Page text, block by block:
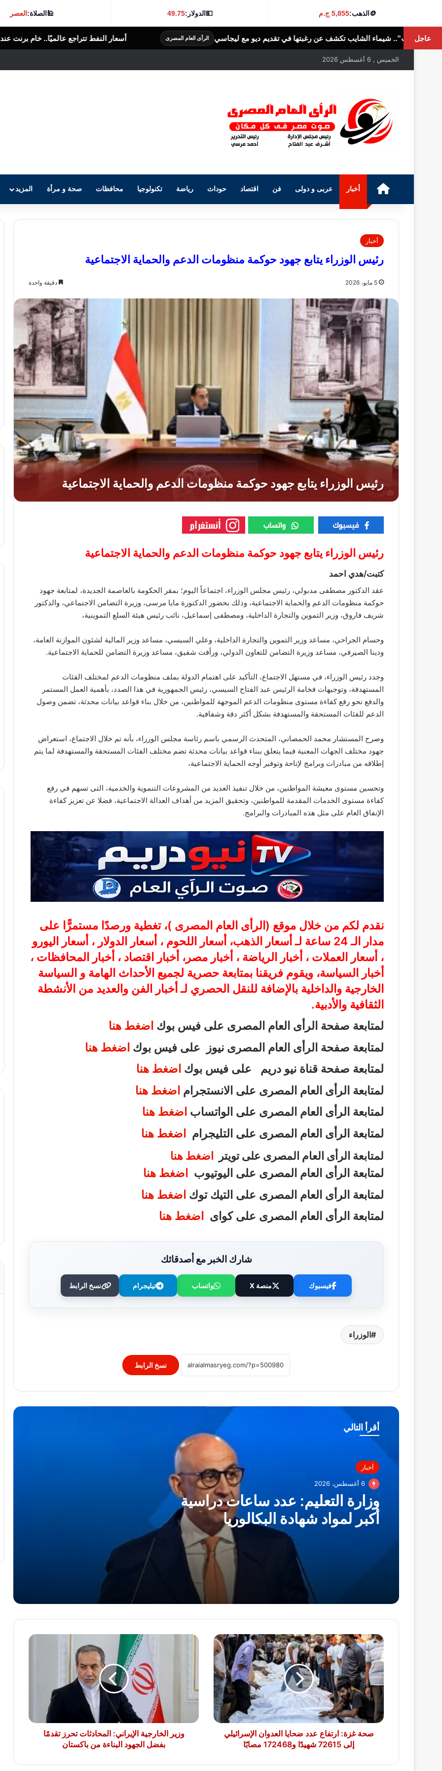
🪙الذهب:5,855 ج.م 💵الدولار:49.75
🕌الصلاة:العصر
عاجل
تكشف عن رغبتها في تقديم ديو مع ليجاسي الرأى العام المصرى أسعار النفط تتراجع عالميًا.. خام برنت عند 79.07 دولار للبرميل الرأى
الخميس , 6 أغسطس 2026
الرئيسيةأخبار عربى و دولى فن اقتصاد حوداث رياضة تكنولوجيا محافظات صحة و مرأة المزيد
أخبار
رئيس الوزراء يتابع جهود حوكمة منظومات الدعم والحماية الاجتماعية
5 مايو، 2026 دقيقة واحدة
الوزراء
رئيس الوزراء يتابع جهود حوكمة منظومات الدعم والحماية الاجتماعية
كتبت/هدي احمد
عقد الدكتور مصطفى مدبولي، رئيس مجلس الوزراء، اجتماعاً اليوم؛ بمقر الحكومة بالعاصمة الجديدة، لمتابعة جهود
حوكمة منظومات الدعم والحماية الاجتماعية، وذلك بحضور الدكتورة مايا مرسى، وزيرة التضامن الاجتماعي، والدكتور
شريف فاروق، وزير التموين والتجارة الداخلية، ومصطفى إسماعيل، نائب رئيس هيئة السلع التموينية،
وحسام الجراحي، مساعد وزير التموين والتجارة الداخلية، وعلي السيسي، مساعد وزير المالية لشئون الموازنة العامة،
ودينا الصيرفي، مساعد وزيرة التضامن للتعاون الدولي، ورأفت شفيق، مساعد وزيرة التضامن للحماية الاجتماعية.
وجدد رئيس الوزراء، في مستهل الاجتماع، التأكيد على اهتمام الدولة بملف منظومات الدعم لمختلف الفئات
المستهدفة، وتوجيهات فخامة الرئيس عبد الفتاح السيسي، رئيس الجمهورية في هذا الصدد، بأهمية العمل المستمر
والدفع نحو رفع كفاءة مستوى منظومات الدعم الموجهة للمواطنين، من خلال بناء قواعد بيانات محدثة، تضمن وصول
الدعم للفئات المستحقة والمستهدفة بشكل أكثر دقة وشفافية.
وصرح المستشار محمد الحمصاني، المتحدث الرسمي باسم رئاسة مجلس الوزراء، بأنه تم خلال الاجتماع، استعراض
جهود مختلف الجهات المعنية فيما يتعلق ببناء قواعد بيانات محدثة تضم مختلف الفئات المستحقة والمستهدفة لما يتم
إطلاقه من مبادرات وبرامج لإتاحة وتوفير أوجه الحماية الاجتماعية،
وتحسين مستوى معيشة المواطنين، من خلال تنفيذ العديد من المشروعات التنموية والخدمية، التى تسهم في رفع
كفاءة مستوى الخدمات المقدمة للمواطنين، وتحقيق المزيد من أهداف العدالة الاجتماعية، فضلا عن تعزيز كفاءة
الإنفاق العام على مثل هذه المبادرات والبرامج.
نقدم لكم من خلال موقع (الرأى العام المصرى )، تغطية ورصدًا مستمرًّا على
مدار الـ 24 ساعة لـ أسعار الذهب، أسعار اللحوم ، أسعار الدولار ، أسعار اليورو
، أسعار العملات ، أخبار الرياضة ، أخبار مصر، أخبار اقتصاد ، أخبار المحافظات ،
أخبار السياسة، ويقوم فريقنا بمتابعة حصرية لجميع الأحداث الهامة و السياسة
الخارجية والداخلية بالإضافة للنقل الحصري لـ أخبار الفن والعديد من الأنشطة
الثقافية والأدبية.
لمتابعة صفحة الرأى العام المصرى على فيس بوك اضغط هنا
لمتابعة صفحة الرأى العام المصرى نيوز على فيس بوك اضغط هنا
لمتابعة صفحة قناة نيو دريم على فيس بوك اضغط هنا
لمتابعة الرأى العام المصرى على الانستجرام اضغط هنا
لمتابعة الرأى العام المصرى على الواتساب اضغط هنا
لمتابعة الرأى العام المصرى على التليجرام اضغط هنا
لمتابعة الرأى العام المصرى على تويتر اضغط هنا
لمتابعة الرأى العام المصرى على اليوتيوب
اضغط هنا
لمتابعة الرأى العام المصرى على التيك توك اضغط هنا
لمتابعة الرأى العام المصرى على كواى
اضغط هنا
شارك الخبر مع أصدقائك
فيسبوك منصة X واتساب تيليجرام نسخ الرابط
الوزراء
نسخ الرابط
أقرأ التالي
أخبار
6 أغسطس، 2026
وزارة التعليم: عدد ساعات دراسية
أكبر لمواد شهادة البكالوريا
وزارة التعليم: عدد ساعات دراسية أكبر لمواد
خفض الحد الأدنى لتنسيق الثانوية العامة إلى
سوهاج المراغة حزب مستقبل وطن يتقدم
بخالص التهاني والشكر لفخامة الرئيس عبد
الفتاح السيسي رئيس الجمهورية
مصدر مطلع: مشاركة مصر في التحالف
البحري متعدد الجنسيات قيد الدراسة
زلزال الفجر.. وزيرة التضامن توجه بتفعيل
نقيب معلمين دير مو اس يتقدم بخالص
التهاني والشكر لفخامة الرئيس عبد الفتاح
السيسي رئيس الجمهورية
رئيس الوزراء للمصريين بالخارج: أنتم جزء
غالٍ من هذا الشعب العظيم الذي نتشرف
بالعمل من أجله
صحة
غزة:
ارتفاع
عدد
ضحايا
العدوان
الإسرائيلي
إلى
72615
شهيدًاصحة غزة: ارتفاع عدد ضحايا العدوان الإسرائيلي
إلى 72615 شهيدًا و172468 مصابًا
وزير
تحرز
تقدمًا
بفضل
البناءة
وزير الخارجية الإيراني: المحادثات تحرز تقدمًا
بفضل الجهود البناءة من باكستان